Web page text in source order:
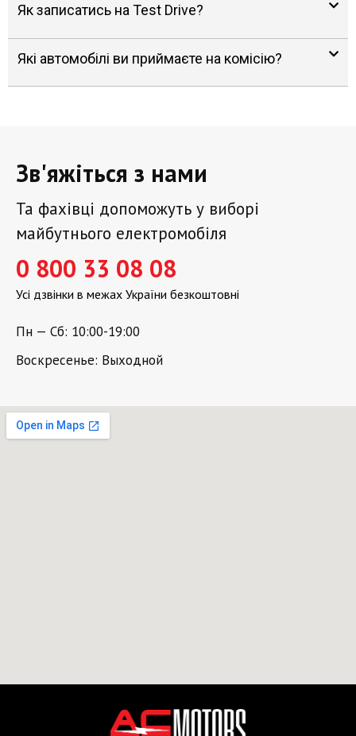
Як записатись на Test Drive?
Які автомобілі ви приймаєте на комісію?
Зв'яжіться з нами
Та фахівці допоможуть у виборі
майбутнього електромобіля
0 800 33 08 08
Усі дзвінки в межах України безкоштовні
Пн — Сб: 10:00-19:00
Воскресенье: Выходной